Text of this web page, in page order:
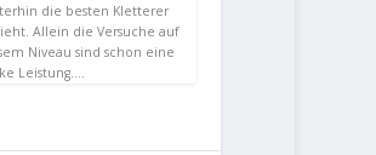
die besten Kletterer
Allein die Versuche auf
Niveau sind schon eine
Leistung.…